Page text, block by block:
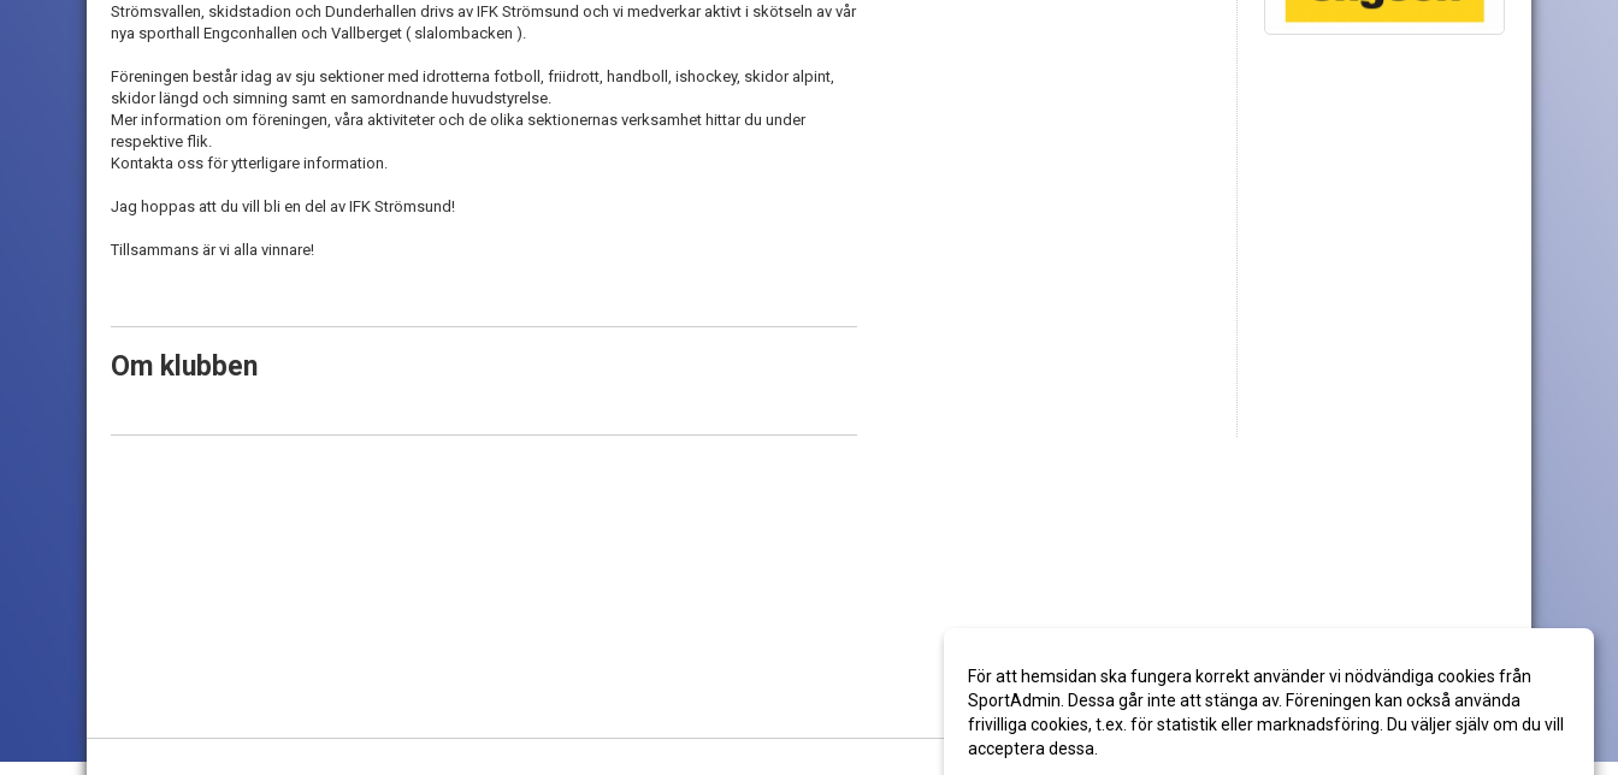
Strömsvallen, skidstadion och Dunderhallen drivs av IFK Strömsund och vi medverkar aktivt i skötseln av vår
nya sporthall Engconhallen och Vallberget ( slalombacken ).
Föreningen består idag av sju sektioner med idrotterna fotboll, friidrott, handboll, ishockey, skidor alpint,
skidor längd och simning samt en samordnande huvudstyrelse.
Mer information om föreningen, våra aktiviteter och de olika sektionernas verksamhet hittar du under
respektive flik.
Kontakta oss för ytterligare information.
Jag hoppas att du vill bli en del av IFK Strömsund!
Tillsammans är vi alla vinnare!
Om klubben
För att hemsidan ska fungera korrekt använder vi nödvändiga cookies från
SportAdmin. Dessa går inte att stänga av. Föreningen kan också använda
frivilliga cookies, t.ex. för statistik eller marknadsföring. Du väljer själv om du vill
acceptera dessa.